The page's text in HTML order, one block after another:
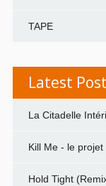
TAPE
Latest
La Citadelle
Kill Me - le
Hold Tight